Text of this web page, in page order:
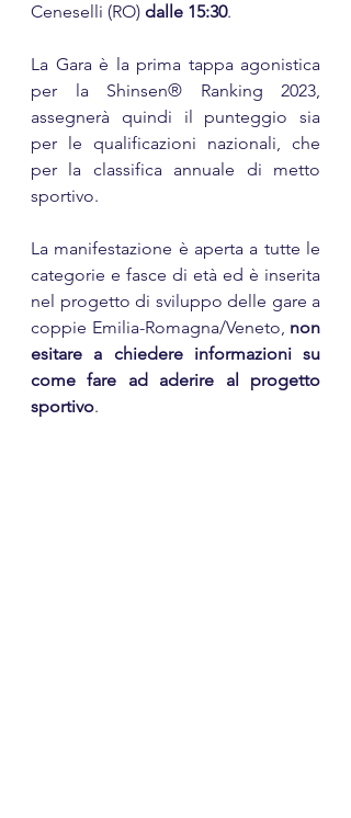
Ceneselli (RO) dalle 15:30.
La Gara è la prima tappa agonistica
per la Shinsen® Ranking 2023,
assegnerà quindi il punteggio sia
per le qualificazioni nazionali, che
per la classifica annuale di metto
sportivo.
La manifestazione è aperta a tutte le
categorie e fasce di età ed è inserita
nel progetto di sviluppo delle gare a
coppie Emilia-Romagna/Veneto, non
esitare a chiedere informazioni su
come fare ad aderire al progetto
sportivo.